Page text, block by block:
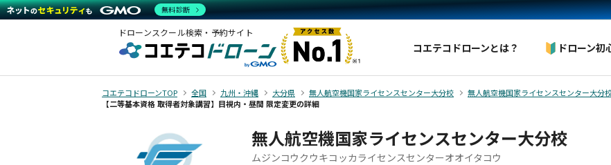
ドローンスクール検索・予約サイト
コエテコドローンとは？ ドローン初
コエテコドローンTOP 全国 九州・沖縄 大分県 無人航空機国家ライセンスセンター大分校
無人航空機国家ライセンスセンター大分
【二等基本資格 取得者対象講習】目視内・昼間 限定変更の詳細
無人航空機国家ライセンスセンター大分校
ムジンコウクウキコッカライセンスセンターオオイタコウ
無料診断